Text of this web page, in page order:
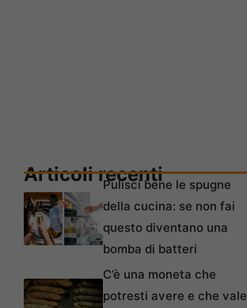
Articoli recentiPulisci bene le spugne
della cucina: se non fai
questo diventano una
bomba di batteri
C’è una moneta che
potresti avere e che vale